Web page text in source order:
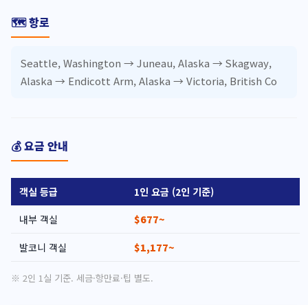
🗺️ 항로
Seattle, Washington → Juneau, Alaska → Skagway,
Alaska → Endicott Arm, Alaska → Victoria, British Co
💰 요금 안내
객실 등급
1인 요금 (2인 기준)
내부 객실
$677~
발코니 객실 $1,177~
※ 2인 1실 기준. 세금·항만료·팁 별도.